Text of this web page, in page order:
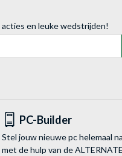
en leuke wedstrijden!
PC-Builder
Stel jouw nieuwe pc helemaal
met de hulp van de ALTERNATE